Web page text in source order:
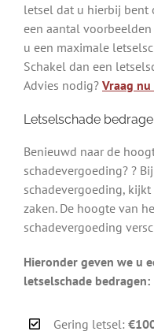
letsel dat u hierbij bent
een aantal
u een maximale
Schakel dan een
Advies nodig? Vraag
Letselschade
Benieuwd naar de
schadevergoeding? ?
schadevergoeding, kijkt
zaken. De hoogte van
schadevergoeding
Hieronder geven we u
letselschade bedragen:
Gering letsel: